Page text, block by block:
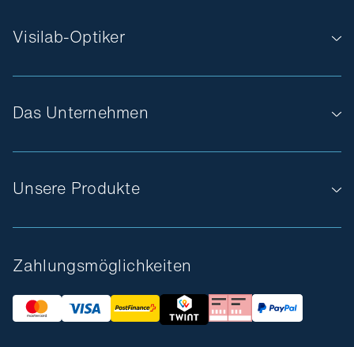
Das Unternehmen
Unsere Produkte
Visilab-Optiker
Zahlungsmöglichkeiten